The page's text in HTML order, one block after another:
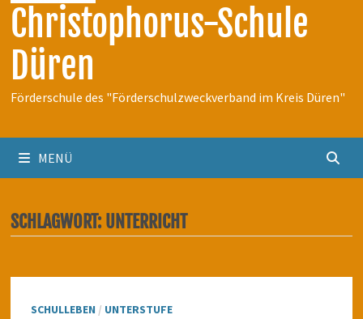
Christophorus-Schule
Düren
Förderschule des "Förderschulzweckverband im Kreis Düren"
MENÜ
SCHLAGWORT: UNTERRICHT
SCHULLEBEN / UNTERSTUFE